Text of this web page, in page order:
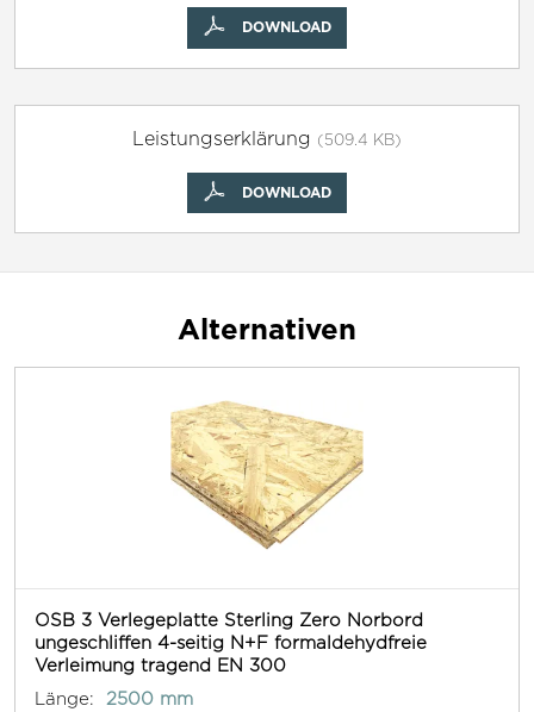
DOWNLOAD
Leistungserklärung (509.4 KB)
DOWNLOAD
Alternativen
OSB 3 Verlegeplatte Sterling Zero Norbord
ungeschliffen 4-seitig N+F formaldehydfreie
Verleimung tragend EN 300
Länge:
2500 mm